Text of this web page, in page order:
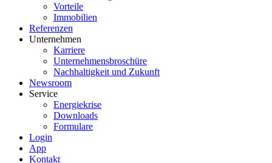
Vorteile
Immobilien
Referenzen
Unternehmen
Karriere
Unternehmensbroschüre
Nachhaltigkeit und Zukunft
Newsroom
Service
Energiekrise
Downloads
Formulare
Login
App
Kontakt